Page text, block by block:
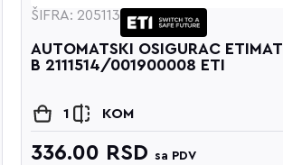
OSIGURAC ETIMAT 1P 6KA 10A
001900008 ETI
KOM
RSD sa PDV